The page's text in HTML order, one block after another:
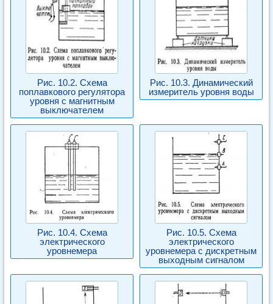
Рис. 10.2. Схема
поплавкового регулятора
уровня с магнитным
выключателем
Рис. 10.3. Динамический
измеритель уровня воды
Рис. 10.4. Схема
электрического
уровнемера
Рис. 10.5. Схема
электрического
уровнемера с дискретным
выходным сигналом